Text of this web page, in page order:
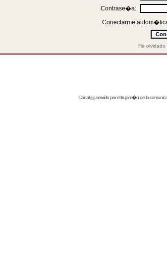
Contrase�a:
Conectarme
He
Canalrssservido por eltrujam�nde la